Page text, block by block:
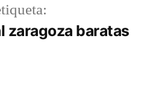
zaragoza baratas